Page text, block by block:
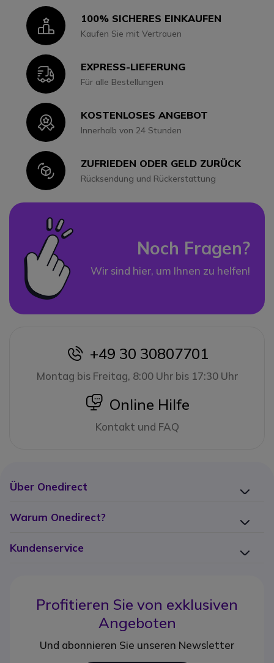
Icon100% SICHERES EINKAUFEN
Kaufen Sie mit Vertrauen
IconEXPRESS-LIEFERUNG
Für alle Bestellungen
IconKOSTENLOSES ANGEBOT
Innerhalb von 24 Stunden
IconZUFRIEDEN ODER GELD ZURÜCK
Rücksendung und Rückerstattung
Noch Fragen?
Wir sind hier, um Ihnen zu helfen!
icon
+49 30 30807701
Montag bis Freitag, 8:00 Uhr bis 17:30 Uhr
icon
Online Hilfe
Kontakt und FAQ
Über Onedirect
Warum Onedirect?
Kundenservice
Profitieren Sie von exklusiven
Angeboten
Und abonnieren Sie unseren Newsletter